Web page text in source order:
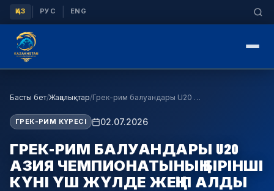
ҚАЗ РУС ENG
Басты бет/Жаңалықтар/ Грек-рим балуандары U20 Азия чемпионатының бірінш…
ГРЕК-РИМ КҮРЕСІ 02.07.2026
ГРЕК-РИМ БАЛУАНДАРЫ U20
АЗИЯ ЧЕМПИОНАТЫНЫҢ БІРІНШІ
КҮНІ ҮШ ЖҮЛДЕ ЖЕҢІП АЛДЫ